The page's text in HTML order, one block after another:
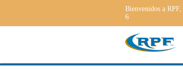
Bienvenidos a RPF,
6